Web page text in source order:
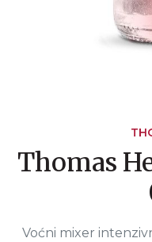
Thomas
Voćni mixer